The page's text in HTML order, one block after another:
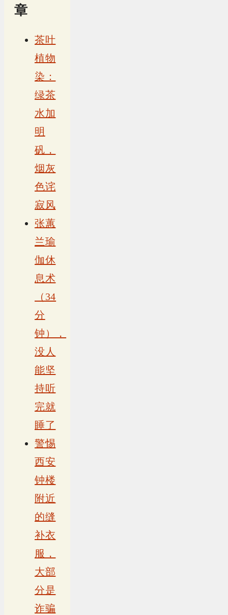
章
茶叶
植物
染：
绿茶
水加
明
矾，
烟灰
色诧
寂风
张蕙
兰瑜
伽休
息术
（34
分
钟），
没人
能坚
持听
完就
睡了
警惕
西安
钟楼
附近
的缝
补衣
服，
大部
分是
诈骗